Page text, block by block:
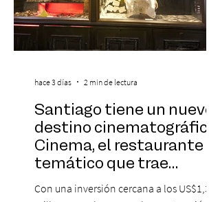
Santiago tiene un nuevo
destino cinematográfico:
Cinema, el restaurante
temático que trae
Hollywood a Chile
Con una inversión cercana a los US$1,3
hace 3 días 2 min de lectura